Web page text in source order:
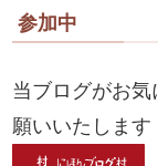
参加中
当ブログがお
願いいたします